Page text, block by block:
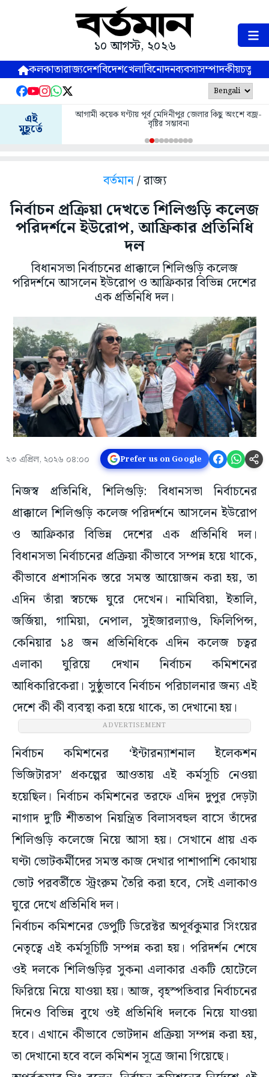
১০ আগস্ট, ২০২৬
কলকাতারাজ্যদেশবিদেশখেলাবিনোদনব্যবসাসম্পাদকীয়
এই
মুহূর্তে
আগামী কয়েক ঘণ্টায় পূর্ব মেদিনীপুর জেলার কিছু অংশে বজ্র-
বৃষ্টির সম্ভাবনা
বর্তমান/ রাজ্য
নির্বাচন প্রক্রিয়া দেখতে শিলিগুড়ি কলেজ
পরিদর্শনে ইউরোপ, আফ্রিকার প্রতিনিধি
দল
বিধানসভা নির্বাচনের প্রাক্কালে শিলিগুড়ি কলেজ
পরিদর্শনে আসলেন ইউরোপ ও আফ্রিকার বিভিন্ন দেশের
এক প্রতিনিধি দল।
২৩ এপ্রিল, ২০২৬ ০৪:০০ Prefer us on Google
নিজস্ব প্রতিনিধি, শিলিগুড়ি: বিধানসভা নির্বাচনের
প্রাক্কালে শিলিগুড়ি কলেজ পরিদর্শনে আসলেন ইউরোপ
ও আফ্রিকার বিভিন্ন দেশের এক প্রতিনিধি দল।
বিধানসভা নির্বাচনের প্রক্রিয়া কীভাবে সম্পন্ন হয়ে থাকে,
কীভাবে প্রশাসনিক স্তরে সমস্ত আয়োজন করা হয়, তা
এদিন তাঁরা স্বচক্ষে ঘুরে দেখেন। নামিবিয়া, ইতালি,
জর্জিয়া, গামিয়া, নেপাল, সুইজারল্যাণ্ড, ফিলিপিন্স,
কেনিয়ার ১৪ জন প্রতিনিধিকে এদিন কলেজ চত্বর
এলাকা ঘুরিয়ে দেখান নির্বাচন কমিশনের
আধিকারিকেরা। সুষ্ঠুভাবে নির্বাচন পরিচালনার জন্য এই
দেশে কী কী ব্যবস্থা করা হয়ে থাকে, তা দেখানো হয়।
ADVERTISEMENT
নির্বাচন কমিশনের ‘ইন্টারন্যাশনাল ইলেকশন
ভিজিটারস’ প্রকল্পের আওতায় এই কর্মসূচি নেওয়া
হয়েছিল। নির্বাচন কমিশনের তরফে এদিন দুপুর দেড়টা
নাগাদ দু’টি শীততাপ নিয়ন্ত্রিত বিলাসবহুল বাসে তাঁদের
শিলিগুড়ি কলেজে নিয়ে আসা হয়। সেখানে প্রায় এক
ঘণ্টা ভোটকর্মীদের সমস্ত কাজ দেখার পাশাপাশি কোথায়
ভোট পরবর্তীতে স্ট্রংরুম তৈরি করা হবে, সেই এলাকাও
ঘুরে দেখে প্রতিনিধি দল।
নির্বাচন কমিশনের ডেপুটি ডিরেক্টর অপূর্বকুমার সিংয়ের
নেতৃত্বে এই কর্মসূচিটি সম্পন্ন করা হয়। পরিদর্শন শেষে
ওই দলকে শিলিগুড়ির সুকনা এলাকার একটি হোটেলে
ফিরিয়ে নিয়ে যাওয়া হয়। আজ, বৃহস্পতিবার নির্বাচনের
দিনেও বিভিন্ন বুথে ওই প্রতিনিধি দলকে নিয়ে যাওয়া
হবে। এখানে কীভাবে ভোটদান প্রক্রিয়া সম্পন্ন করা হয়,
তা দেখানো হবে বলে কমিশন সূত্রে জানা গিয়েছে।